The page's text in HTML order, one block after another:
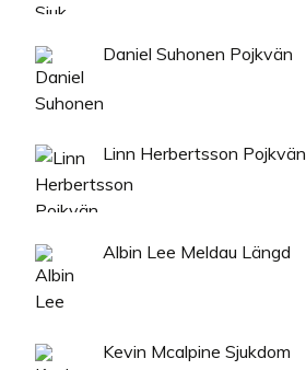
Daniel Suhonen Pojkvän
Linn Herbertsson Pojkvän
Albin Lee Meldau Längd
Kevin Mcalpine Sjukdom